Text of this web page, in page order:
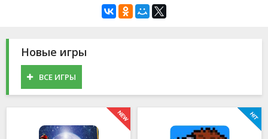
Новые игры
ВСЕ ИГРЫ